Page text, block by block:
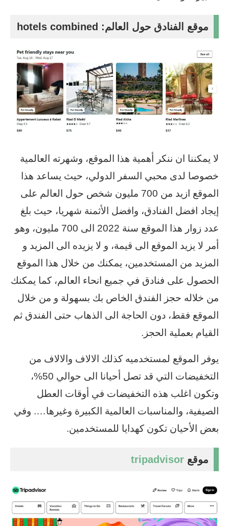
موقع الفنادق حول العالم: hotels combined
لا يمكننا ان ننكر أهمية هذا الموقع، وشهرته العالمية
خصوصا لدى محبي السفر الدولي، حيث يساعد هذا
الموقع ازيد من 700 مليون شخص حول العالم على
إيجاد افضل الفنادق، وافضل الأثمنة شهريا، حيث بلغ
عدد زوار هذا الموقع سنة 2022 الى 700 مليون، وهو
أمر لا يزيد الموقع الى قيمة، و لا يزيده الى المزيد و
المزيد من المستخدمين، يمكنك من خلال هذا الموقع
الحصول على فنادق في جميع انحاء العالم، كما يمكنك
من خلاله حجز الفندق الخاص بك بسهولة و من خلال
الموقع فقط، دون الحاجة الى الذهاب حتى الفندق ثم
القيام بعملية الحجز.
يوفر الموقع لمستخدميه كذلك الالاف والالاف من
التخفيضات التي قد تصل أحيانا الى حوالي 50%،
وتكون اغلب هذه التخفيضات في أوقات العطل
الصيفية، والمناسبات العالمية الكبيرة وغيرها…. وفي
بعض الأحيان تكون كهدايا للمستخدمين.
موقع tripadvisor